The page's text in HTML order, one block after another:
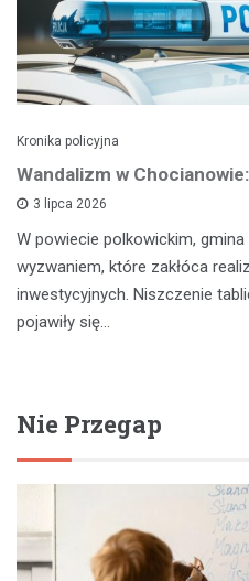
Kronika policyjna
Wandalizm w
3 lipca 2026
W powiecie polkowickim,
wyzwaniem, które zakłóca
inwestycyjnych. Niszczenie
pojawiły się…
Nie Przegap